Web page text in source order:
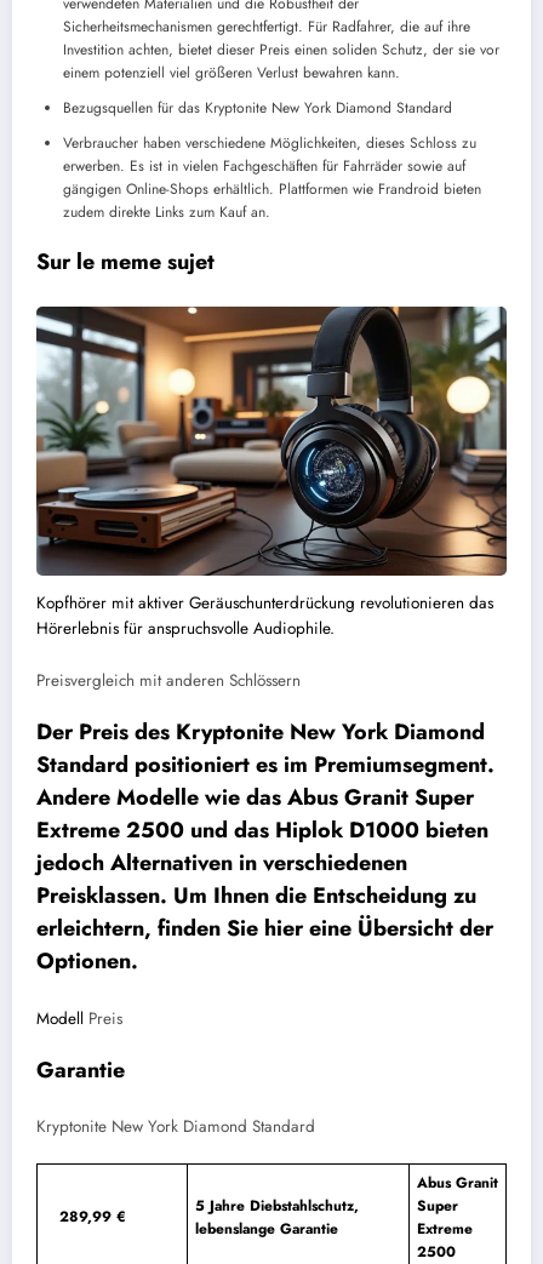
Sicherheitsmechanismen gerechtfertigt. Für Radfahrer, die auf ihre
Investition achten, bietet dieser Preis einen soliden Schutz, der sie vor
einem potenziell viel größeren Verlust bewahren kann.
Bezugsquellen für das Kryptonite New York Diamond Standard
Verbraucher haben verschiedene Möglichkeiten, dieses Schloss zu
erwerben. Es ist in vielen Fachgeschäften für Fahrräder sowie auf
gängigen Online-Shops erhältlich. Plattformen wie Frandroid bieten
zudem direkte Links zum Kauf an.
Sur le meme sujet
Kopfhörer mit aktiver Geräuschunterdrückung revolutionieren das
Hörerlebnis für anspruchsvolle Audiophile.
Preisvergleich mit anderen Schlössern
Der Preis des Kryptonite New York Diamond
Standard positioniert es im Premiumsegment.
Andere Modelle wie das Abus Granit Super
Extreme 2500 und das Hiplok D1000 bieten
jedoch Alternativen in verschiedenen
Preisklassen. Um Ihnen die Entscheidung zu
erleichtern, finden Sie hier eine Übersicht der
Optionen.
Modell Preis
Garantie
Kryptonite New York Diamond Standard
289,99 €
5 Jahre Diebstahlschutz,
lebenslange Garantie
Abus Granit
Super
Extreme
2500